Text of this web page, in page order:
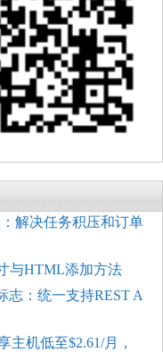
：解决任务积压和订单
与HTML添加方法
志：统一支持REST A
主机低至$2.61/月，